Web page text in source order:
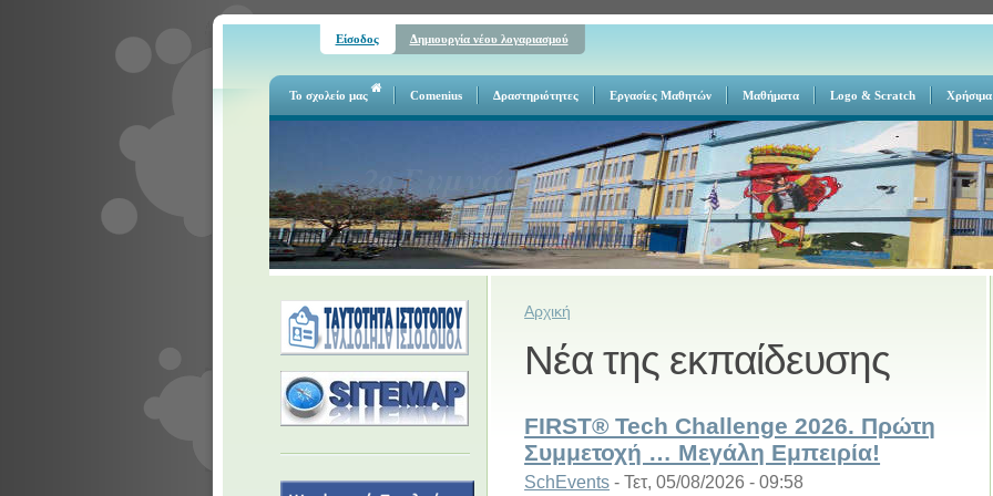
Είσοδος Δημιουργία νέου λογαριασμού
Το σχολείο μας Comenius Δραστηριότητες Εργασίες Μαθητών Μαθήματα Logo & Scratch Χρήσιμα
2ο Γυμνάσιο Ευόσμου "ΙΩΑΝΝΗΣ
ΖΗΤΩ Η ΜΑΘΗΣΗ
Είστε εδώ
Αρχική
Νέα της εκπαίδευσης
FIRST® Tech Challenge 2026. Πρώτη
Συμμετοχή … Μεγάλη Εμπειρία!
SchEvents -Τετ, 05/08/2026 - 09:58